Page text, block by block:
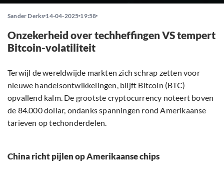
Sander Derks 14-04-2025 19:58
Onzekerheid over techheffingen VS tempert
Bitcoin-volatiliteit
Terwijl de wereldwijde markten zich schrap zetten voor
nieuwe handelsontwikkelingen, blijft Bitcoin (BTC)
opvallend kalm. De grootste cryptocurrency noteert boven
de 84.000 dollar, ondanks spanningen rond Amerikaanse
tarieven op techonderdelen.
China richt pijlen op Amerikaanse chips